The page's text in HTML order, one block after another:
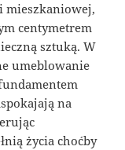
mieszkaniowej,
centymetrem
sztuką. W
umeblowanie
na
życia choćby